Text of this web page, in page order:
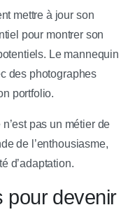
mettre à jour son
pour montrer son
Le mannequin
des photographes
portfolio.
pas un métier de
de l’enthousiasme,
d’adaptation.
pour devenir